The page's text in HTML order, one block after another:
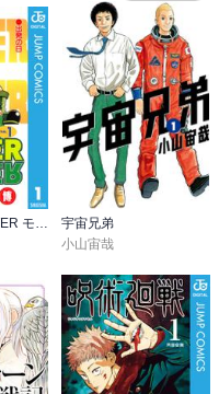
HUNTER×HUNTER モノクロ版
宇宙兄弟
小山宙哉